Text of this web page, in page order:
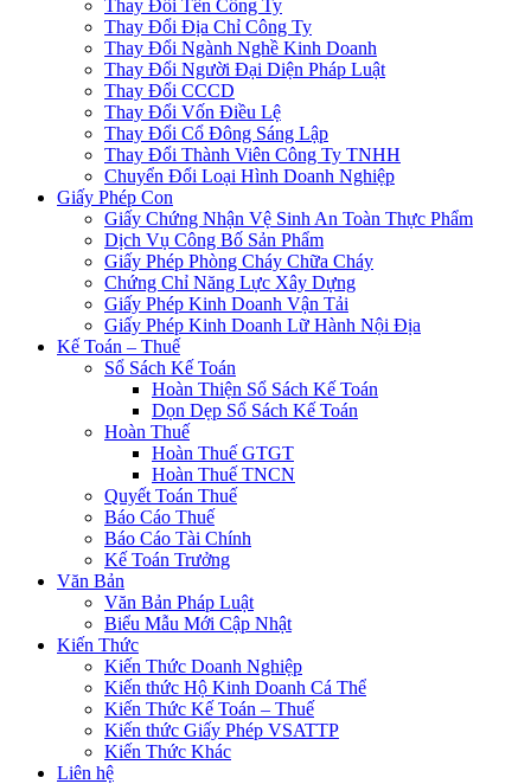
Thay Đổi Tên Công Ty
Thay Đổi Địa Chỉ Công Ty
Thay Đổi Ngành Nghề Kinh Doanh
Thay Đổi Người Đại Diện Pháp Luật
Thay Đổi CCCD
Thay Đổi Vốn Điều Lệ
Thay Đổi Cổ Đông Sáng Lập
Thay Đổi Thành Viên Công Ty TNHH
Chuyển Đổi Loại Hình Doanh Nghiệp
Giấy Phép Con
Giấy Chứng Nhận Vệ Sinh An Toàn Thực Phẩm
Dịch Vụ Công Bố Sản Phẩm
Giấy Phép Phòng Cháy Chữa Cháy
Chứng Chỉ Năng Lực Xây Dựng
Giấy Phép Kinh Doanh Vận Tải
Giấy Phép Kinh Doanh Lữ Hành Nội Địa
Kế Toán – Thuế
Sổ Sách Kế Toán
Hoàn Thiện Sổ Sách Kế Toán
Dọn Dẹp Sổ Sách Kế Toán
Hoàn Thuế
Hoàn Thuế GTGT
Hoàn Thuế TNCN
Quyết Toán Thuế
Báo Cáo Thuế
Báo Cáo Tài Chính
Kế Toán Trưởng
Văn Bản
Văn Bản Pháp Luật
Biểu Mẫu Mới Cập Nhật
Kiến Thức
Kiến Thức Doanh Nghiệp
Kiến thức Hộ Kinh Doanh Cá Thể
Kiến Thức Kế Toán – Thuế
Kiến thức Giấy Phép VSATTP
Kiến Thức Khác
Liên hệ